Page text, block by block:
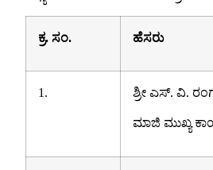
ಕ್ರ. ಸಂ. ಹೆಸರು
1. ಶ್ರೀ ಎಸ್. ವಿ.
ಮಾಜಿ ಮುಖ್ಯ